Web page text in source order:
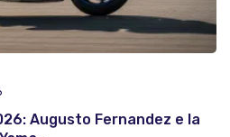
Augusto Fernandez e la